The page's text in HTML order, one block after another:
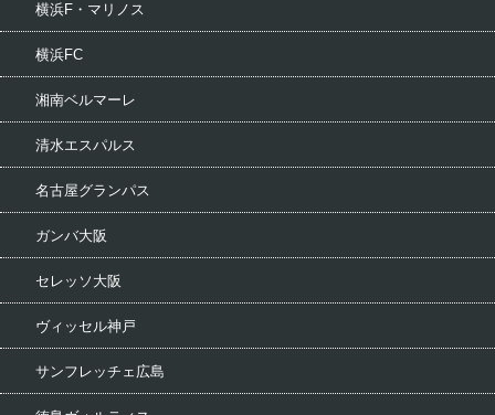
横浜F・マリノス
横浜FC
湘南ベルマーレ
清水エスパルス
名古屋グランパス
ガンバ大阪
セレッソ大阪
ヴィッセル神戸
サンフレッチェ広島